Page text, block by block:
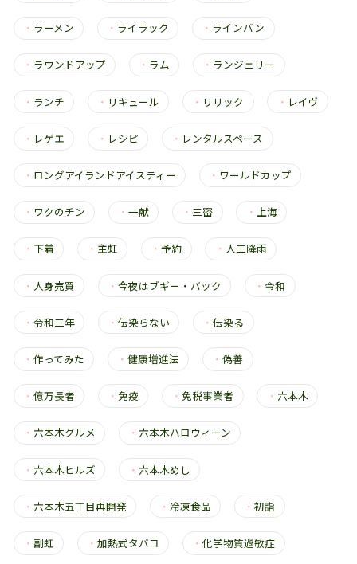
・ ラーメン ・ ライラック ・ ラインバン
・ ラウンドアップ ・ ラム ・ ランジェリー
・ ランチ ・ リキュール ・ リリック ・ レイヴ
・ レゲエ ・ レシピ ・ レンタルスペース
・ ロングアイランドアイスティー ・ ワールドカップ
・ ワクのチン ・一献 ・ 三密 ・ 上海
・ 下着 ・ 主虹 ・予約 ・ 人工降雨
・ 人身売買 ・今夜はブギー・バック ・令和
・ 令和三年 ・伝染らない ・伝染る
・ 作ってみた ・健康増進法 ・偽善
・ 億万長者 ・免疫 ・免税事業者 ・ 六本木
・ 六本木グルメ ・ 六本木ハロウィーン
・ 六本木ヒルズ ・ 六本木めし
・ 六本木五丁目再開発 ・冷凍食品 ・初詣
・ 副虹 ・加熱式タバコ ・化学物質過敏症